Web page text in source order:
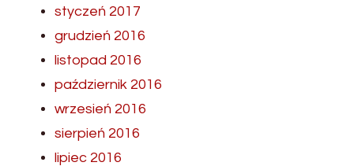
styczeń 2017
grudzień 2016
listopad 2016
październik 2016
wrzesień 2016
sierpień 2016
lipiec 2016